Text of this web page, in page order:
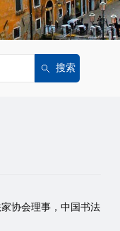
协会理事，中国书法